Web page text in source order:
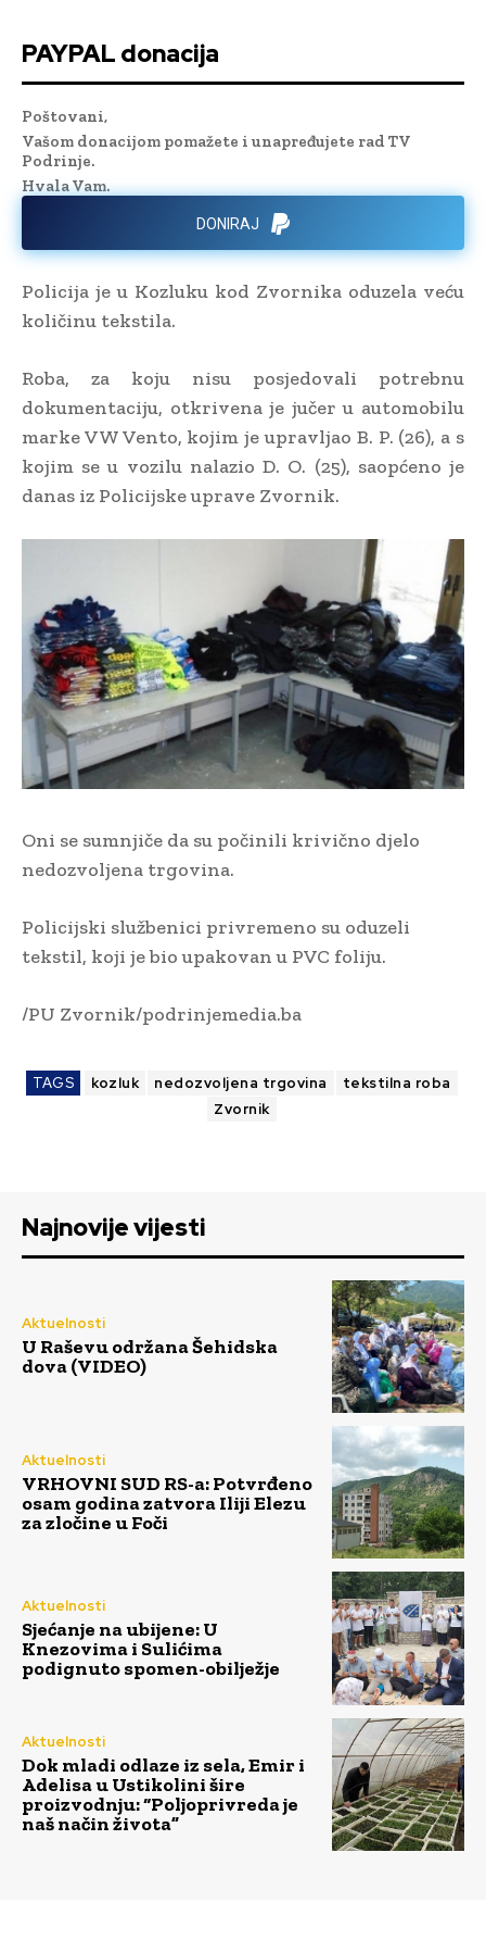
PAYPAL donacija
Poštovani,
Vašom donacijom pomažete i unapređujete rad TV
Podrinje.
Hvala Vam.
DONIRAJ
Policija je u Kozluku kod Zvornika oduzela veću
količinu tekstila.
Roba, za koju nisu posjedovali potrebnu
dokumentaciju, otkrivena je jučer u automobilu
marke VW Vento, kojim je upravljao B. P. (26), a s
kojim se u vozilu nalazio D. O. (25), saopćeno je
danas iz Policijske uprave Zvornik.
Oni se sumnjiče da su počinili krivično djelo
nedozvoljena trgovina.
Policijski službenici privremeno su oduzeli
tekstil, koji je bio upakovan u PVC foliju.
/PU Zvornik/podrinjemedia.ba
TAGS kozluk nedozvoljena trgovina
tekstilna roba
Zvornik
Najnovije vijesti
Aktuelnosti
U Raševu održana Šehidska
dova (VIDEO)
Aktuelnosti
VRHOVNI SUD RS-a: Potvrđeno
osam godina zatvora Iliji Elezu
za zločine u Foči
Aktuelnosti
Sjećanje na ubijene: U
Knezovima i Sulićima
podignuto spomen-obilježje
Aktuelnosti
Dok mladi odlaze iz sela, Emir i
Adelisa u Ustikolini šire
proizvodnju: “Poljoprivreda je
naš način života”